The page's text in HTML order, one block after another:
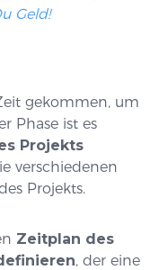
Geld!
gekommen, um
Phase ist es
Projekts
verschiedenen
Projekts.
Zeitplan des
, der eine